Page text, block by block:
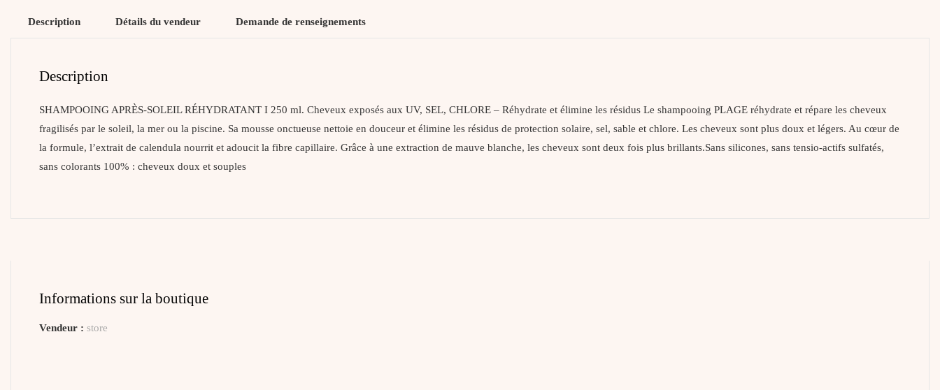
Description Détails du vendeur Demande de renseignements
Description
SHAMPOOING APRÈS-SOLEIL RÉHYDRATANT I 250 ml. Cheveux exposés aux UV, SEL, CHLORE – Réhydrate et élimine les résidus Le shampooing PLAGE réhydrate et répare les cheveux
fragilisés par le soleil, la mer ou la piscine. Sa mousse onctueuse nettoie en douceur et élimine les résidus de protection solaire, sel, sable et chlore. Les cheveux sont plus doux et légers. Au cœur de
la formule, l’extrait de calendula nourrit et adoucit la fibre capillaire. Grâce à une extraction de mauve blanche, les cheveux sont deux fois plus brillants.Sans silicones, sans tensio-actifs sulfatés,
sans colorants 100% : cheveux doux et souples
Informations sur la boutique
Vendeur : store